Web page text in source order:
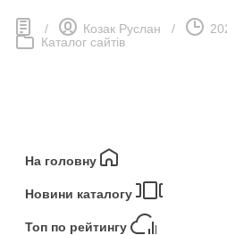
/ Козак Руслан /
Каталог сайтів
На головну
Новини каталогу
Топ по рейтингу